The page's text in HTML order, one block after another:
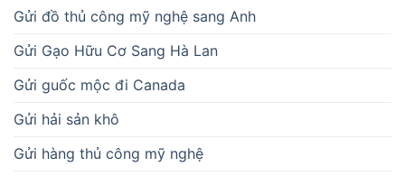
Gửi đồ thủ công mỹ nghệ sang Anh
Gửi Gạo Hữu Cơ Sang Hà Lan
Gửi guốc mộc đi Canada
Gửi hải sản khô
Gửi hàng thủ công mỹ nghệ